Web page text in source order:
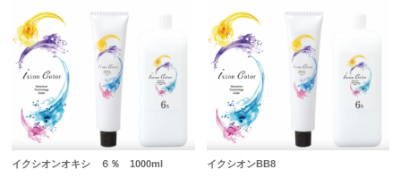
イクシオンオキシ ６％ 1000ml イクシオンBB8